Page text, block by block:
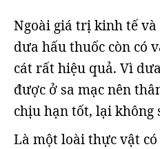
Ngoài giá trị kinh tế
dưa hấu thuốc còn có
cát rất hiệu quả. Vì
được ở sa mạc nên
chịu hạn tốt, lại không
Là một loài thực vật